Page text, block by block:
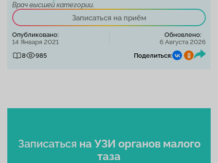
Врач высшей категории.
Записаться на приём
Опубликовано:
14 Января 2021
Обновлено:
6 Августа 2026
8
985 Поделиться:
Записаться на УЗИ органов малого
таза